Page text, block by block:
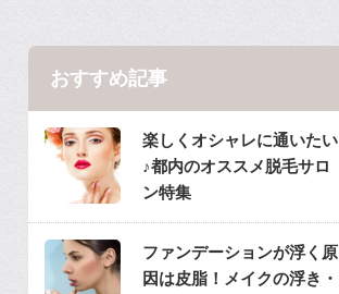
おすすめ記事
楽しくオシャレに通いたい
♪都内のオススメ脱毛サロ
ン特集
ファンデーションが浮く原
因は皮脂！メイクの浮き・